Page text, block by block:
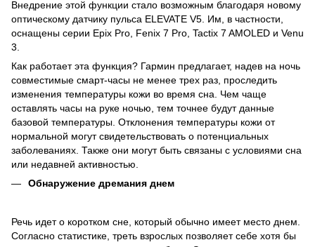
Внедрение этой функции стало возможным благодаря новому
оптическому датчику пульса ELEVATE V5. Им, в частности,
оснащены серии Epix Pro, Fenix ​​7 Pro, Tactix 7 AMOLED и Venu
3.
Как работает эта функция? Гармин предлагает, надев на ночь
совместимые смарт-часы не менее трех раз, проследить
изменения температуры кожи во время сна. Чем чаще
оставлять часы на руке ночью, тем точнее будут данные
базовой температуры. Отклонения температуры кожи от
нормальной могут свидетельствовать о потенциальных
заболеваниях. Также они могут быть связаны с условиями сна
или недавней активностью.
Обнаружение дремания днем
Речь идет о коротком сне, который обычно имеет место днем.
Согласно статистике, треть взрослых позволяет себе хотя бы